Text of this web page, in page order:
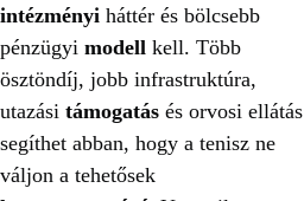
intézményi háttér és bölcsebb
pénzügyi modell kell. Több
ösztöndíj, jobb infrastruktúra,
utazási támogatás és orvosi ellátás
segíthet abban, hogy a tenisz ne
váljon a tehetősek